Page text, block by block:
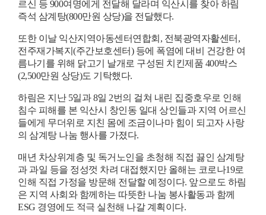
르신 등 900여명에게 전달해 달라며 익산시를 찾아 하림
즉석 삼계탕(800만원 상당)을 전달했다.
또한 이날 익산지역아동센터연합회 , 전북광역자활센터 ,
전주재가복지 (주간보호센터) 등에 폭염에 대비 건강한 여
름나기를 위해 닭고기 날개로 구성된 치킨제품 400박스
(2,500만원 상당)도 기탁했다.
하림은 지난 5일과8일 2번의 걸쳐 내린 집중호우로 인해
침수 피해를 본 익산시 창인동 일대 상인들과 지역 어르신
들에게 무더위로 지친 몸에 조금이나마 힘이 되고자 사랑
의 삼계탕 나눔 행사를 가졌다.
매년 차상위계층 및 독거노인을 초청해 직접 끓인 삼계탕
과 과일 등을 정성껏 차려 대접했지만 올해는 코로나19로
인해 직접 가정을 방문해 전달할 예정이다. 앞으로도 하림
은 지역 사회와 함께하는 따뜻한 나눔 봉사활동과 함께
ESG 경영에도 적극 실천해 나갈 계획이다.